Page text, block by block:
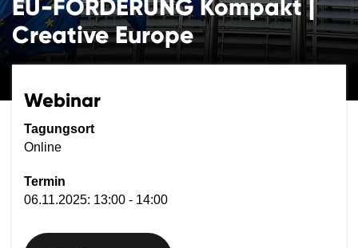
EU-FÖRDERUNG Kompakt |
Creative Europe
Webinar
Tagungsort
Online
Termin
06.11.2025: 13:00 - 14:00